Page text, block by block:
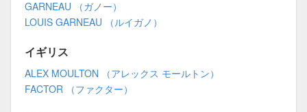
GARNEAU （ガノー）
LOUIS GARNEAU （ルイガノ）
イギリス
ALEX MOULTON （アレックス モールトン）
FACTOR （ファクター）